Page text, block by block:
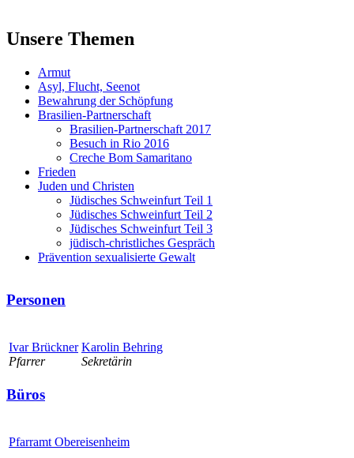
Unsere Themen
Armut
Asyl, Flucht, Seenot
Bewahrung der Schöpfung
Brasilien-Partnerschaft
Brasilien-Partnerschaft 2017
Besuch in Rio 2016
Creche Bom Samaritano
Frieden
Juden und Christen
Jüdisches Schweinfurt Teil 1
Jüdisches Schweinfurt Teil 2
Jüdisches Schweinfurt Teil 3
jüdisch-christliches Gespräch
Prävention sexualisierte Gewalt
Personen
Ivar Brückner
Pfarrer
Karolin Behring
Sekretärin
Büros
Pfarramt Obereisenheim